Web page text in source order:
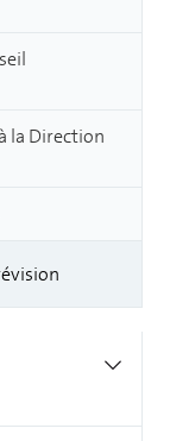
la Direction